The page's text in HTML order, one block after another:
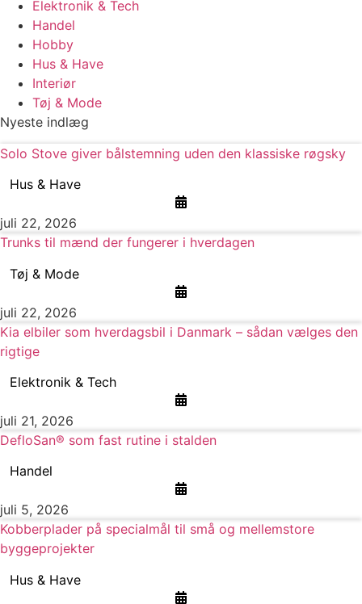
Elektronik & Tech
Handel
Hobby
Hus & Have
Interiør
Tøj & Mode
Nyeste indlæg
Solo Stove giver bålstemning uden den klassiske røgsky
Hus & Have
juli 22, 2026
Trunks til mænd der fungerer i hverdagen
Tøj & Mode
juli 22, 2026
Kia elbiler som hverdagsbil i Danmark – sådan vælges den
rigtige
Elektronik & Tech
juli 21, 2026
DefloSan® som fast rutine i stalden
Handel
juli 5, 2026
Kobberplader på specialmål til små og mellemstore
byggeprojekter
Hus & Have